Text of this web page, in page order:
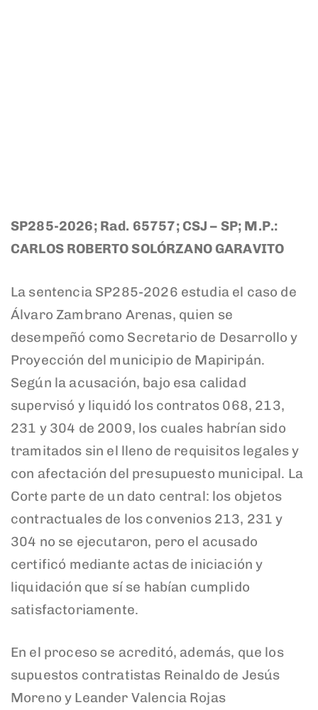
SP285-2026; Rad. 65757; CSJ – SP; M.P.:
CARLOS ROBERTO SOLÓRZANO GARAVITO
La sentencia SP285-2026 estudia el caso de
Álvaro Zambrano Arenas, quien se
desempeñó como Secretario de Desarrollo y
Proyección del municipio de Mapiripán.
Según la acusación, bajo esa calidad
supervisó y liquidó los contratos 068, 213,
231 y 304 de 2009, los cuales habrían sido
tramitados sin el lleno de requisitos legales y
con afectación del presupuesto municipal. La
Corte parte de un dato central: los objetos
contractuales de los convenios 213, 231 y
304 no se ejecutaron, pero el acusado
certificó mediante actas de iniciación y
liquidación que sí se habían cumplido
satisfactoriamente.
En el proceso se acreditó, además, que los
supuestos contratistas Reinaldo de Jesús
Moreno y Leander Valencia Rojas